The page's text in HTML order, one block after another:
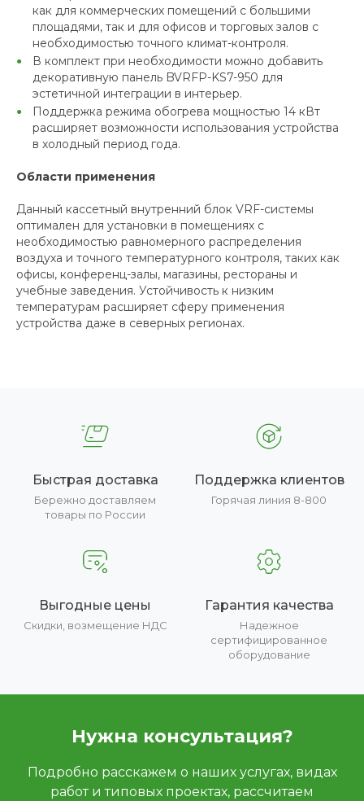
как для коммерческих помещений с большими
площадями, так и для офисов и торговых залов с
необходимостью точного климат-контроля.
В комплект при необходимости можно добавить
декоративную панель BVRFP-KS7-950 для
эстетичной интеграции в интерьер.
Поддержка режима обогрева мощностью 14 кВт
расширяет возможности использования устройства
в холодный период года.
Области применения
Данный кассетный внутренний блок VRF-системы
оптимален для установки в помещениях с
необходимостью равномерного распределения
воздуха и точного температурного контроля, таких как
офисы, конференц-залы, магазины, рестораны и
учебные заведения. Устойчивость к низким
температурам расширяет сферу применения
устройства даже в северных регионах.
Быстрая доставка
Бережно доставляем
товары по России
Поддержка клиентов
Горячая линия 8-800
Выгодные цены
Скидки, возмещение НДС
Гарантия качества
Надежное
сертифицированное
оборудование
Нужна консультация?
Подробно расскажем о наших услугах, видах
работ и типовых проектах, рассчитаем